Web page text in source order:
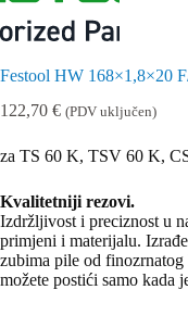
Festool HW 168×1,8×20
122,70 € (PDV uključen)
za TS 60 K, TSV 60 K,
Kvalitetniji rezovi.
Izdržljivost i preciznost u
primjeni i materijalu.
zubima pile od
možete postići samo kada